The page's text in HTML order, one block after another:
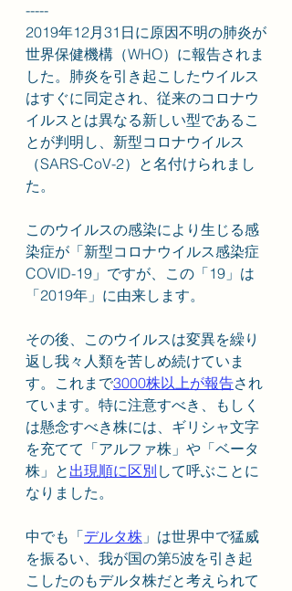
-----
2019年12月31日に原因不明の肺炎が
世界保健機構（WHO）に報告されま
した。肺炎を引き起こしたウイルス
はすぐに同定され、従来のコロナウ
イルスとは異なる新しい型であるこ
とが判明し、新型コロナウイルス
（SARS-CoV-2）と名付けられまし
た。
このウイルスの感染により生じる感
染症が「新型コロナウイルス感染症
COVID-19」ですが、この「19」は
「2019年」に由来します。
その後、このウイルスは変異を繰り
返し我々人類を苦しめ続けていま
す。これまで3000株以上が報告され
ています。特に注意すべき、もしく
は懸念すべき株には、ギリシャ文字
を充てて「アルファ株」や「ベータ
株」と 出現順に区別 して呼ぶことに
なりました。
中でも「デルタ株 」は世界中で猛威
を振るい、我が国の第5波を引き起
こしたのもデルタ株だと考えられて